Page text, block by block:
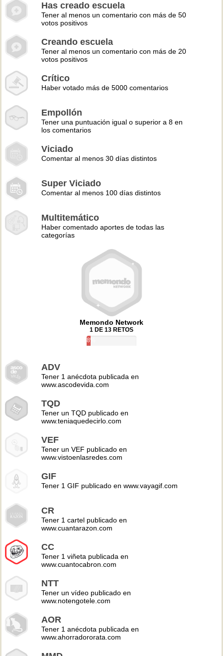
Has creado escuela
Tener al menos un comentario con más de 50
votos positivos
Creando escuela
Tener al menos un comentario con más de 20
votos positivos
Crítico
Haber votado más de 5000 comentarios
Empollón
Tener una puntuación igual o superior a 8 en
los comentarios
Viciado
Comentar al menos 30 días distintos
Super Viciado
Comentar al menos 100 días distintos
Multitemático
Haber comentado aportes de todas las
categorías
Memondo Network
1 DE 13 RETOS
8%
ADV
Tener 1 anécdota publicada en
www.ascodevida.com
TQD
Tener un TQD publicado en
www.teniaquedecirlo.com
VEF
Tener un VEF publicado en
www.vistoenlasredes.com
GIF
Tener 1 GIF publicado en www.vayagif.com
CR
Tener 1 cartel publicado en
www.cuantarazon.com
CC
Tener 1 viñeta publicada en
www.cuantocabron.com
NTT
Tener un vídeo publicado en
www.notengotele.com
AOR
Tener 1 anécdota publicada en
www.ahorradororata.com